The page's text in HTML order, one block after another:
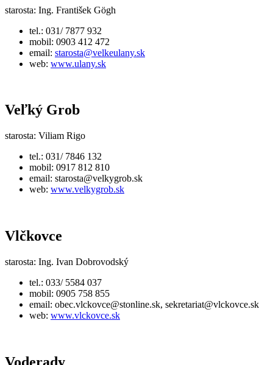
starosta: Ing. František Gögh
tel.: 031/ 7877 932
mobil: 0903 412 472
email: starosta@velkeulany.sk
web: www.ulany.sk
Veľký Grob
starosta: Viliam Rigo
tel.: 031/ 7846 132
mobil: 0917 812 810
email: starosta@velkygrob.sk
web: www.velkygrob.sk
Vlčkovce
starosta: Ing. Ivan Dobrovodský
tel.: 033/ 5584 037
mobil: 0905 758 855
email: obec.vlckovce@stonline.sk, sekretariat@vlckovce.sk
web: www.vlckovce.sk